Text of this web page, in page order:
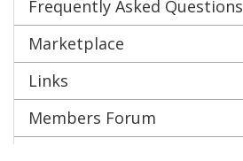
Frequently Asked Questions
Marketplace
Links
Members Forum